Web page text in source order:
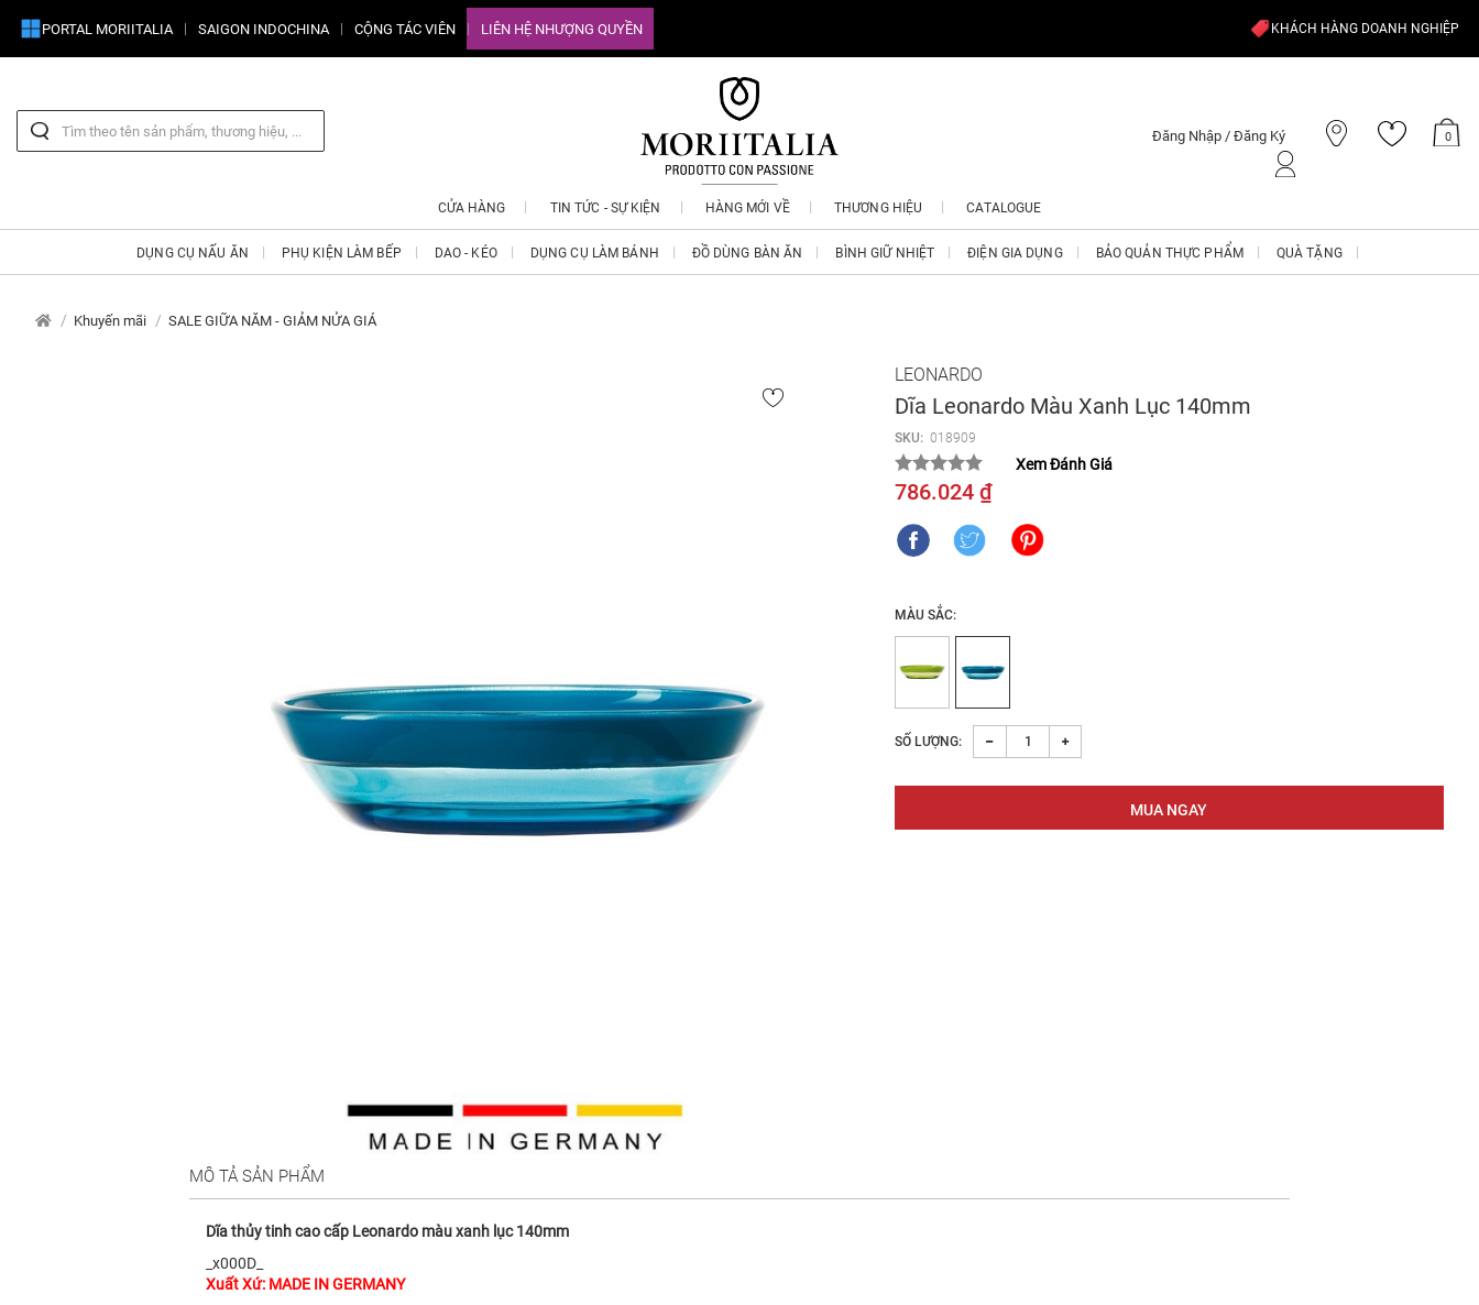
PORTAL MORIITALIA SAIGON INDOCHINA CỘNG TÁC VIÊN LIÊN HỆ NHƯỢNG QUYỀN KHÁCH HÀNG DOANH NGHIỆP
Đăng Nhập / Đăng Ký 0
CỬA HÀNG TIN TỨC - SỰ KIỆN HÀNG MỚI VỀ THƯƠNG HIỆU CATALOGUE
DỤNG CỤ NẤU ĂN PHỤ KIỆN LÀM BẾP DAO - KÉO DỤNG CỤ LÀM BÁNH ĐỒ DÙNG BÀN ĂN BÌNH GIỮ NHIỆT ĐIỆN GIA DỤNG BẢO QUẢN THỰC PHẨM QUÀ TẶNG
Khuyến mãi SALE GIỮA NĂM - GIẢM NỬA GIÁ
LEONARDO
Dĩa Leonardo Màu Xanh Lục 140mm
SKU: 018909
Xem Đánh Giá
786.024 ₫
MÀU SẮC:
SỐ LƯỢNG:
MÔ TẢ SẢN PHẨM
Dĩa thủy tinh cao cấp Leonardo màu xanh lục 140mm
_x000D_
Xuất Xứ: MADE IN GERMANY